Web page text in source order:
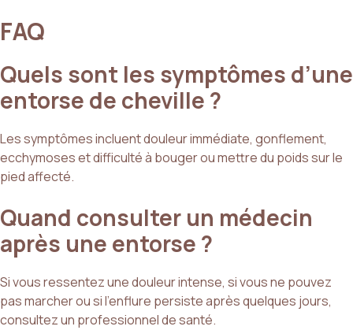
FAQ
Quels sont les symptômes d’une
entorse de cheville ?
Les symptômes incluent douleur immédiate, gonflement,
ecchymoses et difficulté à bouger ou mettre du poids sur le
pied affecté.
Quand consulter un médecin
après une entorse ?
Si vous ressentez une douleur intense, si vous ne pouvez
pas marcher ou si l’enflure persiste après quelques jours,
consultez un professionnel de santé.